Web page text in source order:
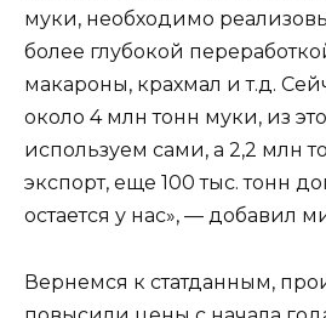
муки, необходимо
более глубокой
макароны, крахмал и т.д.
около 4 млн тонн муки, из
используем сами, а 2,2 млн
экспорт, еще 100 тыс. тонн
остается у нас», — добавил
Вернемся к статданным,